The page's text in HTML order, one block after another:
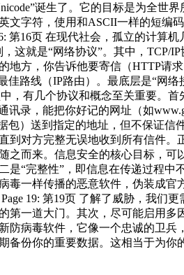
诞生了。它的目标是为全世
文字符，使用和ASCII一样的短编
第16页 在现代社会，孤立的计
这就是“网络协议”。其中，TCP/
地方，你告诉他要寄信（HTTP请
佳路线（IP路由）。最底层是“网
中，有几个协议和概念至关重要
讯录，能把你好记的网址（如
包）送到指定的地址，但不保证
对方完整无误地收到所有信件。
之而来。信息安全的核心目标，
是“完整性”，即信息在传递过程
毒一样传播的恶意软件，伪装成
19: 第19页 了解了威胁，我们
第一道大门。其次，尽可能启用
防病毒软件，它像一个忠诚的卫
备份你的重要数据。这相当于为你